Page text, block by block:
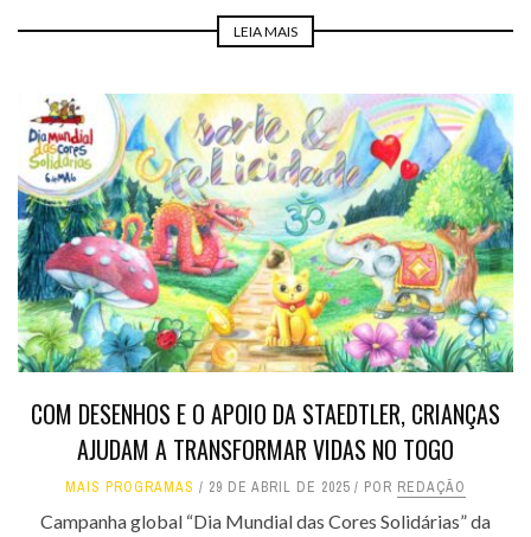
LEIA MAIS
COM DESENHOS E O APOIO DA STAEDTLER, CRIANÇAS
AJUDAM A TRANSFORMAR VIDAS NO TOGO
MAIS PROGRAMAS 29 DE ABRIL DE 2025 POR REDAÇÃO
Campanha global “Dia Mundial das Cores Solidárias” da